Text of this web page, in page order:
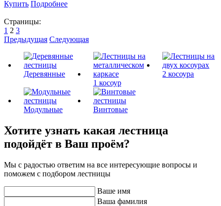
Купить Подробнее
Страницы:
1 2 3
Предыдущая Следующая
Деревянные
1 косоур
2 косоура
Модульные Винтовые
Хотите узнать какая лестница
подойдёт в Ваш проём?
Мы с радостью ответим на все интересующие вопросы и
поможем с подбором лестницы
Ваше имя
Ваша фамилия